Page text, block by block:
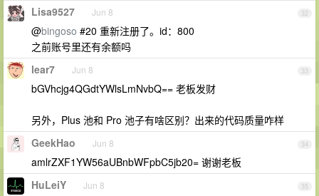
32
Lisa9527 Jun 8
@bingoso #20 重新注册了。id：800
之前账号里还有余额吗
33
lear7 Jun 8
bGVhcjg4QGdtYWlsLmNvbQ== 老板发财
另外，Plus 池和 Pro 池子有啥区别？出来的代码质量咋样
34
GeekHao Jun 8
amlrZXF1YW56aUBnbWFpbC5jb20= 谢谢老板
35
HuLeiY Jun 8